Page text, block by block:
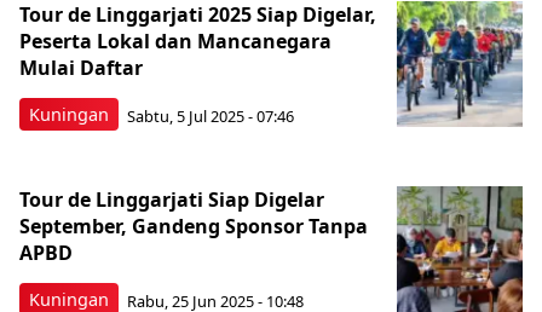
Kuningan
Tour de Linggarjati 2025 Siap Digelar,
Peserta Lokal dan Mancanegara
Mulai Daftar
Sabtu, 5 Jul 2025 - 07:46
Kuningan
Tour de Linggarjati Siap Digelar
September, Gandeng Sponsor Tanpa
APBD
Rabu, 25 Jun 2025 - 10:48